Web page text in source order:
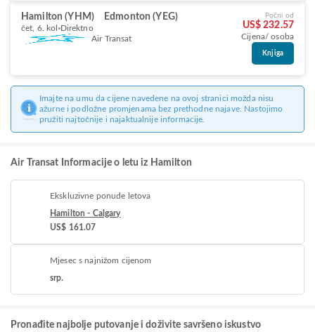
Hamilton (YHM) Edmonton (YEG)
čet, 6. kol Direktno
Air Transat
Počni od
US$ 232.57
Cijena/ osoba
Knjiga
Imajte na umu da cijene navedene na ovoj stranici možda nisu
ažurne i podložne promjenama bez prethodne najave. Nastojimo
pružiti najtočnije i najaktualnije informacije.
Air Transat Informacije o letu iz Hamilton
Ekskluzivne ponude letova
Hamilton - Calgary
US$ 161.07
Mjesec s najnižom cijenom
srp.
Pronađite najbolje putovanje i doživite savršeno iskustvo